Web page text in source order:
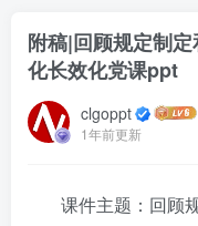
附稿|回顾规定制
化长效化党课ppt
clgoppt
1年前更新
课件主题：回顾